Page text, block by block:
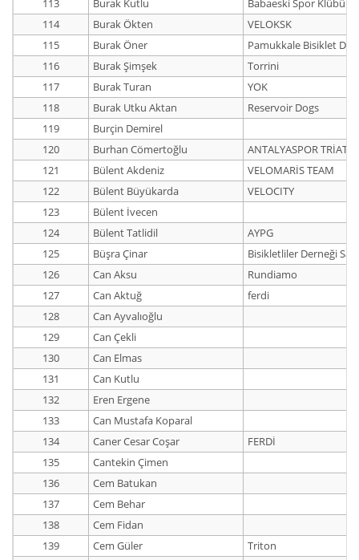
113
Burak Kutlu
Babaeski Spor Klübü
114
Burak Ökten
VELOKSK
115
Burak Öner
Pamukkale Bisiklet
116
Burak Şimşek
Torrini
117
Burak Turan
YOK
118
Burak Utku Aktan
Reservoir Dogs
119
Burçin Demirel
120
Burhan Cömertoğlu
ANTALYASPOR
121
Bülent Akdeniz
VELOMARİS TEAM
122
Bülent Büyükarda
VELOCITY
123
Bülent İvecen
124
Bülent Tatlidil
AYPG
125
Büşra Çinar
Bisikletliler Derneği
126
Can Aksu
Rundiamo
127
Can Aktuğ
ferdi
128
Can Ayvalıoğlu
129
Can Çekli
130
Can Elmas
131
Can Kutlu
132
Eren Ergene
133
Can Mustafa Koparal
134
Caner Cesar Coşar
FERDİ
135
Cantekin Çimen
136
Cem Batukan
137
Cem Behar
138
Cem Fidan
139
Cem Güler
Triton